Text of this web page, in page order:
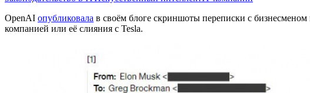
OpenAI опубликовала в своём блоге скриншоты переписки с
компанией или её слияния с Tesla.